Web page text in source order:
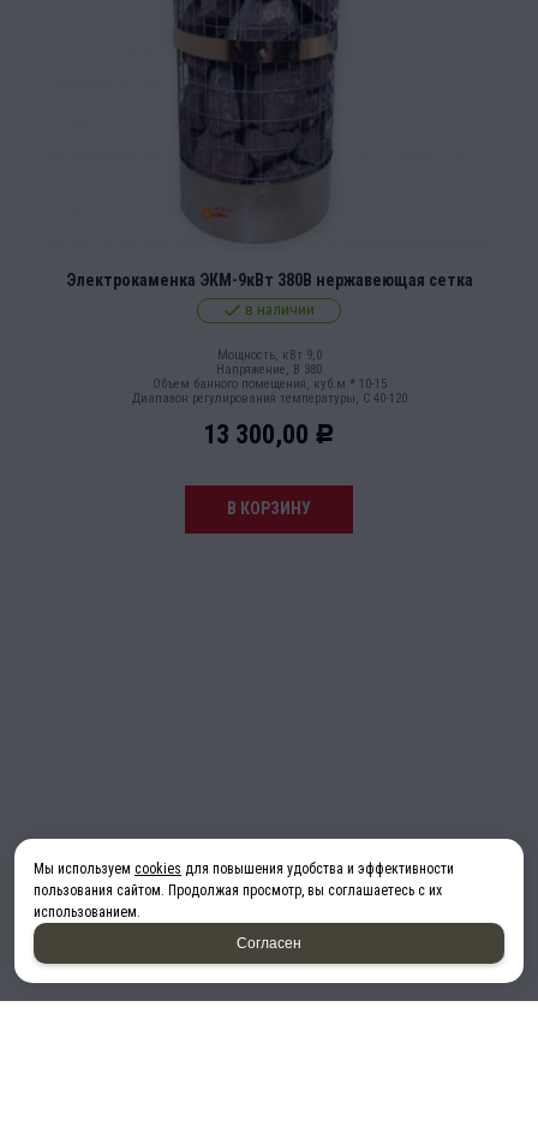
Электрокаменка ЭКМ-9кВт 380В нержавеющая сетка
в наличии
Мощность, кВт 9,0
Напряжение, В 380
Объем банного помещения, куб.м.* 10-15
Диапазон регулирования температуры, С 40-120
13 300,00 Р
В КОРЗИНУ
Мы используем cookies для повышения удобства и эффективности
пользования сайтом. Продолжая просмотр, вы соглашаетесь с их
использованием.
Согласен